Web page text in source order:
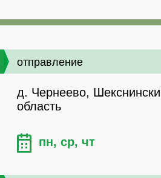
отправление
д. Чернеево,
область
пн, ср, чт